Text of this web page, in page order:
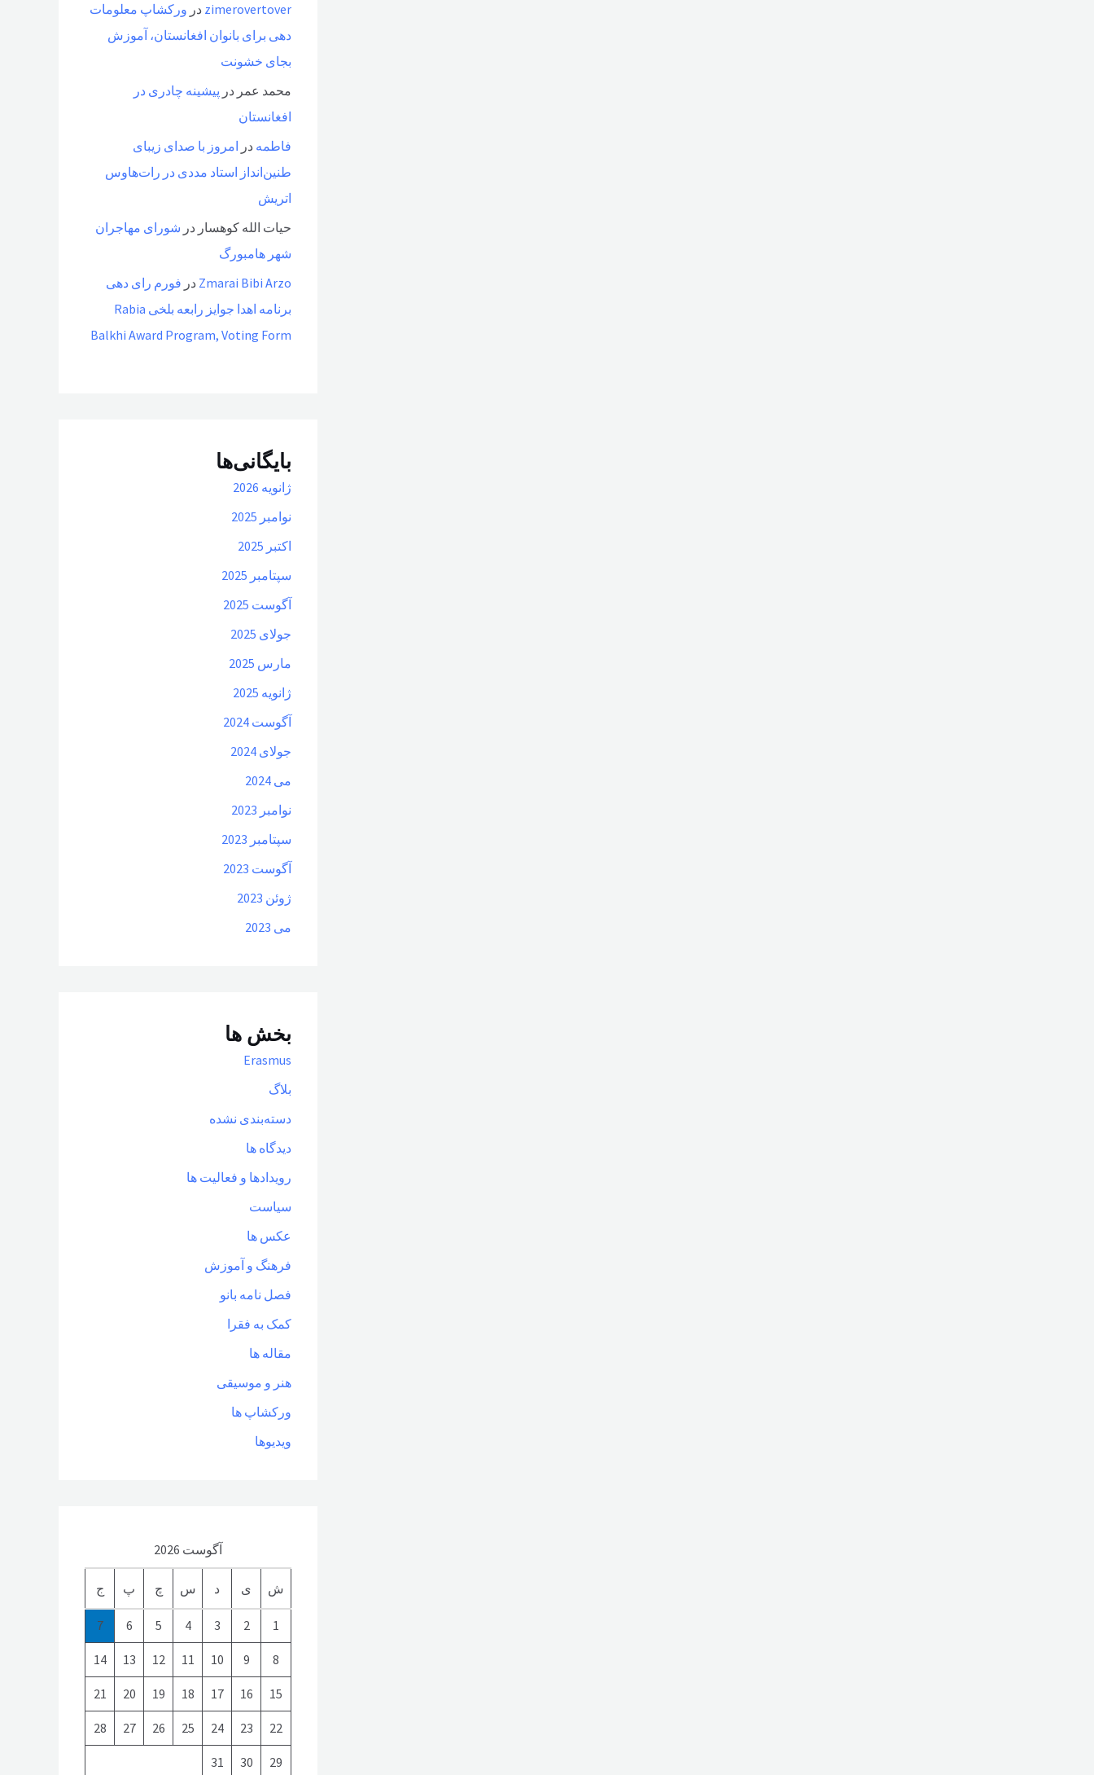
zimerovertover در ورکشاپ معلومات
دهی برای بانوان افغانستان، آموزش
بجای خشونت
محمد عمر در پیشینه چادری در
افغانستان
فاطمه در امروز با صدای زیبای
طنین‌انداز استاد مددی در رات‌هاوس
اتریش
حیات الله کوهسار در شورای مهاجران
شهر هامبورگ
Zmarai Bibi Arzo در فورم رای دهی
برنامه اهدا جوایز رابعه بلخی Rabia
Balkhi Award Program, Voting Form
بایگانی‌ها
ژانویه 2026
نوامبر 2025
اکتبر 2025
سپتامبر 2025
آگوست 2025
جولای 2025
مارس 2025
ژانویه 2025
آگوست 2024
جولای 2024
می 2024
نوامبر 2023
سپتامبر 2023
آگوست 2023
ژوئن 2023
می 2023
بخش ها
Erasmus
بلاگ
دسته‌بندی نشده
دیدگاه ها
رویدادها و فعالیت ها
سیاست
عکس ها
فرهنگ و آموزش
فصل نامه بانو
کمک به فقرا
مقاله ها
هنر و موسیقی
ورکشاپ ها
ویدیوها
آگوست 2026
ش ی د س چ پ ج
1
2
3
4
5
6
7
8
9
10
11
12
13
14
15
16
17
18
19
20
21
22
23
24
25
26
27
28
29
30
31